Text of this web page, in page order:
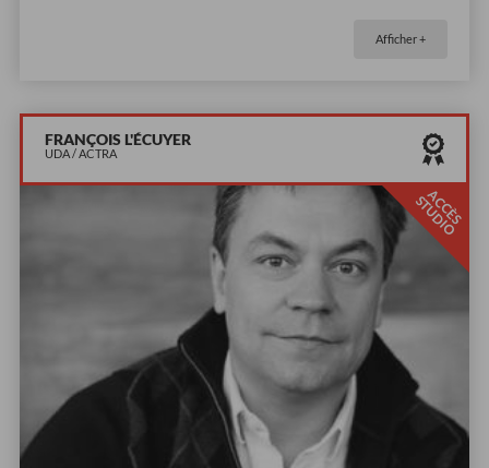
Afficher +
FRANÇOIS L'ÉCUYER
UDA / ACTRA
A
C
C
È
S
S
T
U
D
I
O